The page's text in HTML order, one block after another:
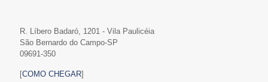
R. Líbero Badaró, 1201 - Vila Paulicéia
São Bernardo do Campo-SP
09691-350
[COMO CHEGAR]